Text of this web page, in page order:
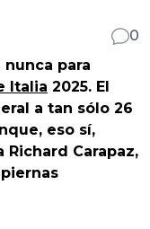
0
para
Italia 2025. El
a tan sólo 26
eso sí,
Carapaz,